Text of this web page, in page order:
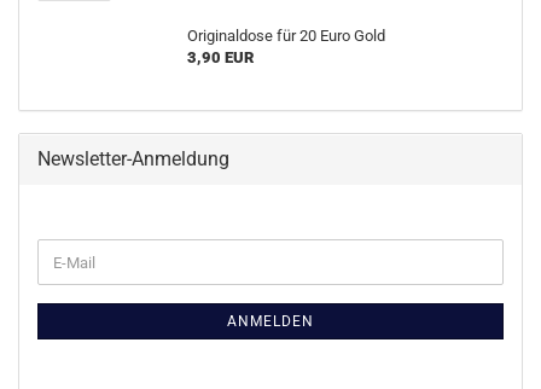
Originaldose für 20 Euro Gold
3,90 EUR
Newsletter-Anmeldung
ZUR
E-
Mail
ANMELDEN